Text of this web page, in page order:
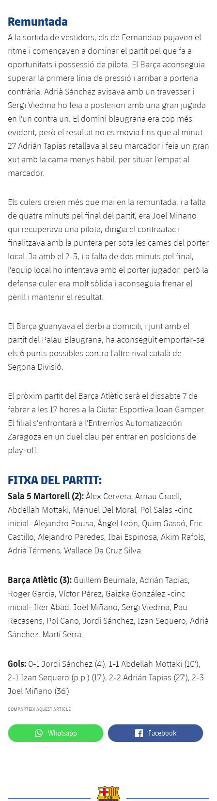
Remuntada
A la sortida de vestidors, els de Fernandao pujaven el
ritme i començaven a dominar el partit pel que fa a
oportunitats i possessió de pilota. El Barça aconseguia
superar la primera línia de pressió i arribar a porteria
contrària. Adrià Sánchez avisava amb un travesser i
Sergi Viedma ho feia a posteriori amb una gran jugada
en l'un contra un. El domini blaugrana era cop més
evident, però el resultat no es movia fins que al minut
27 Adrián Tapias retallava al seu marcador i feia un gran
xut amb la cama menys hàbil, per situar l'empat al
marcador.
Els culers creien més que mai en la remuntada, i a falta
de quatre minuts pel final del partit, era Joel Miñano
qui recuperava una pilota, dirigia el contraatac i
finalitzava amb la puntera per sota les cames del porter
local. Ja amb el 2-3, i a falta de dos minuts pel final,
l'equip local ho intentava amb el porter jugador, però la
defensa culer era molt sòlida i aconseguia frenar el
perill i mantenir el resultat.
El Barça guanyava el derbi a domicili, i junt amb el
partit del Palau Blaugrana, ha aconseguit emportar-se
els 6 punts possibles contra l'altre rival català de
Segona Divisió.
El pròxim partit del Barça Atlètic serà el dissabte 7 de
febrer a les 17 hores a la Ciutat Esportiva Joan Gamper.
El filial s'enfrontarà a l'Entrerríos Automatización
Zaragoza en un duel clau per entrar en posicions de
play-off.
FITXA DEL PARTIT:
Sala 5 Martorell (2): Àlex Cervera, Arnau Graell,
Abdellah Mottaki, Manuel Del Moral, Pol Salas -cinc
inicial- Alejandro Pousa, Ángel León, Quim Gassó, Eric
Castillo, Alejandro Paredes, Ibai Espinosa, Akim Rafols,
Adrià Térmens, Wallace Da Cruz Silva.
Barça Atlètic (3): Guillem Beumala, Adrián Tapias,
Roger Garcia, Víctor Pérez, Gaizka González -cinc
inicial- Iker Abad, Joel Miñano, Sergi Viedma, Pau
Recasens, Pol Cano, Jordi Sánchez, Izan Sequero, Adrià
Sánchez, Martí Serra.
Gols: 0-1 Jordi Sánchez (4'), 1-1 Abdellah Mottaki (10'),
2-1 Izan Sequero (p.p.) (17'), 2-2 Adrián Tapias (27'), 2-3
Joel Miñano (36')
COMPARTEIX AQUEST ARTICLE
label.aria.whatsapp
Whatsapp label.aria.facebook
Facebook